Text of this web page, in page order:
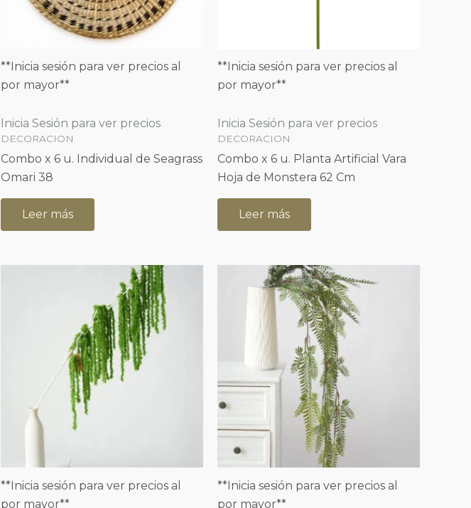
**Inicia sesión para ver precios al
por mayor**
Inicia Sesión para ver precios
DECORACION
Combo x 6 u. Individual de Seagrass
Omari 38
Leer más
**Inicia sesión para ver precios al
por mayor**
Inicia Sesión para ver precios
DECORACION
Combo x 6 u. Planta Artificial Vara
Hoja de Monstera 62 Cm
Leer más
**Inicia sesión para ver precios al
por mayor**
**Inicia sesión para ver precios al
por mayor**